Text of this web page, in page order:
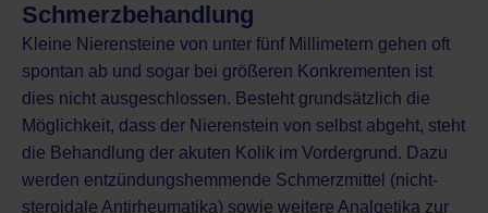
Schmerzbehandlung
Kleine Nierensteine von unter fünf Millimetern gehen oft
spontan ab und sogar bei größeren Konkrementen ist
dies nicht ausgeschlossen. Besteht grundsätzlich die
Möglichkeit, dass der Nierenstein von selbst abgeht, steht
die Behandlung der akuten Kolik im Vordergrund. Dazu
werden entzündungshemmende Schmerzmittel (nicht-
steroidale Antirheumatika) sowie weitere Analgetika zur